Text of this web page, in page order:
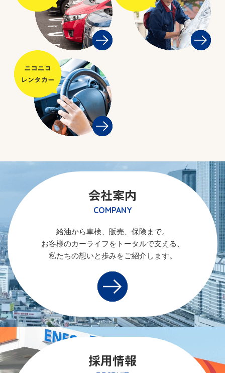
会社案内
COMPANY
給油から車検、販売、保険まで。
お客様のカーライフをトータルで支える、
私たちの想いと歩みをご紹介します。
採用情報